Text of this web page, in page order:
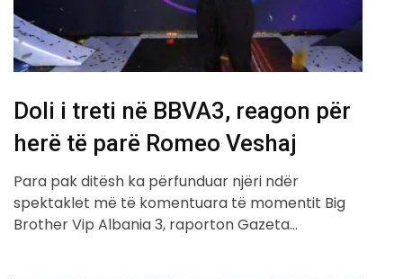
Doli i treti në BBVA3, reagon për
herë të parë Romeo Veshaj
Para pak ditësh ka përfunduar njëri ndër
spektaklet më të komentuara të momentit Big
Brother Vip Albania 3, raporton Gazeta…